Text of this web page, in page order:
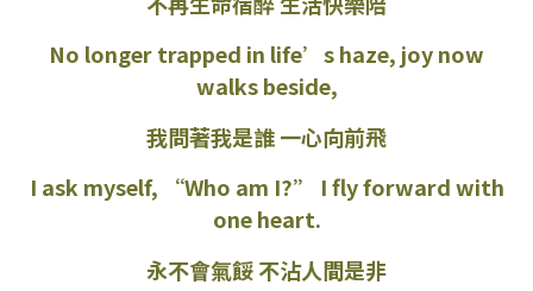
No longer trapped in life’s haze, joy now
walks beside,
我問著我是誰 一心向前飛
I ask myself, “Who am I?” I fly forward with
one heart.
永不會氣餒 不沾人間是非